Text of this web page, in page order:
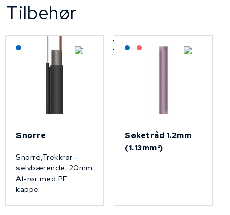
Tilbehør
Lagerført: NEK Kabel
Snorre
Snorre,Trekkrør -
selvbærende, 20mm
Al-rør med PE
kappe.
Lagerført: NEK Kabel
På forespørsel
Søketråd 1.2mm
(1.13mm²)